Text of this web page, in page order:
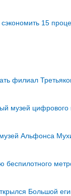
15
филиал
музей цифрового
Альфонса
беспилотного
Большой